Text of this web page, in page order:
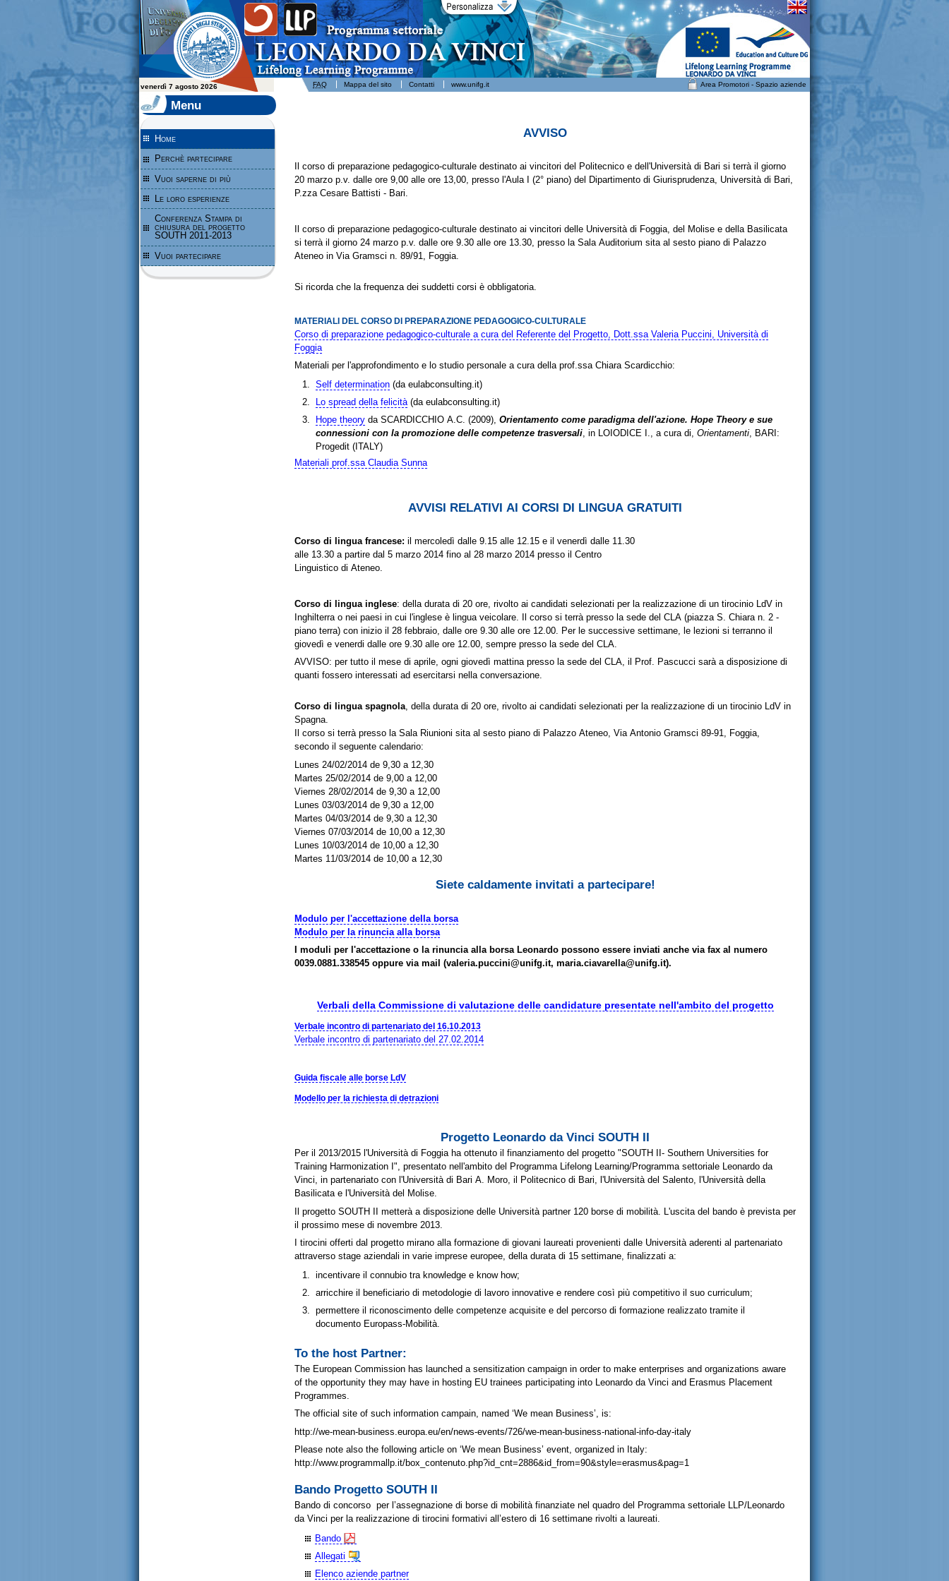
Leonardo da Vinci - Programma per l'apprendimento permanente - Università degli Studi di Foggia
venerdì 7 agosto 2026 Area Promotori - Spazio aziende
FAQ Mappa del sito Contatti www.unifg.it
AVVISO
Il corso di preparazione pedagogico-culturale destinato ai vincitori del Politecnico e dell'Università di Bari si terrà il giorno
20 marzo p.v. dalle ore 9,00 alle ore 13,00, presso l'Aula I (2° piano) del Dipartimento di Giurisprudenza, Università di Bari,
P.zza Cesare Battisti - Bari.
Il corso di preparazione pedagogico-culturale destinato ai vincitori delle Università di Foggia, del Molise e della Basilicata
si terrà il giorno 24 marzo p.v. dalle ore 9.30 alle ore 13.30, presso la Sala Auditorium sita al sesto piano di Palazzo
Ateneo in Via Gramsci n. 89/91, Foggia.
Si ricorda che la frequenza dei suddetti corsi è obbligatoria.
MATERIALI DEL CORSO DI PREPARAZIONE PEDAGOGICO-CULTURALE
Corso di preparazione pedagogico-culturale a cura del Referente del Progetto, Dott.ssa Valeria Puccini, Università di
Foggia
Materiali per l'approfondimento e lo studio personale a cura della prof.ssa Chiara Scardicchio:
Self determination (da eulabconsulting.it)
Lo spread della felicità(da eulabconsulting.it)
Hope theory da SCARDICCHIO A.C. (2009), Orientamento come paradigma dell'azione. Hope Theory e sue
connessioni con la promozione delle competenze trasversali, in LOIODICE I., a cura di, Orientamenti, BARI:
Progedit (ITALY)
Materiali prof.ssa Claudia Sunna
AVVISI RELATIVI AI CORSI DI LINGUA GRATUITI
Corso di lingua francese: il mercoledì dalle 9.15 alle 12.15 e il venerdì dalle 11.30
alle 13.30 a partire dal 5 marzo 2014 fino al 28 marzo 2014 presso il Centro
Linguistico di Ateneo.
Corso di lingua inglese: della durata di 20 ore, rivolto ai candidati selezionati per la realizzazione di un tirocinio LdV in
Inghilterra o nei paesi in cui l'inglese è lingua veicolare. Il corso si terrà presso la sede del CLA (piazza S. Chiara n. 2 -
piano terra) con inizio il 28 febbraio, dalle ore 9.30 alle ore 12.00. Per le successive settimane, le lezioni si terranno il
giovedì e venerdi dalle ore 9.30 alle ore 12.00, sempre presso la sede del CLA.
AVVISO: per tutto il mese di aprile, ogni giovedì mattina presso la sede del CLA, il Prof. Pascucci sarà a disposizione di
quanti fossero interessati ad esercitarsi nella conversazione.
Corso di lingua spagnola, della durata di 20 ore, rivolto ai candidati selezionati per la realizzazione di un tirocinio LdV in
Spagna.
Il corso si terrà presso la Sala Riunioni sita al sesto piano di Palazzo Ateneo, Via Antonio Gramsci 89-91, Foggia,
secondo il seguente calendario:
Lunes 24/02/2014 de 9,30 a 12,30
Martes 25/02/2014 de 9,00 a 12,00
Viernes 28/02/2014 de 9,30 a 12,00
Lunes 03/03/2014 de 9,30 a 12,00
Martes 04/03/2014 de 9,30 a 12,30
Viernes 07/03/2014 de 10,00 a 12,30
Lunes 10/03/2014 de 10,00 a 12,30
Martes 11/03/2014 de 10,00 a 12,30
Siete caldamente invitati a partecipare!
Modulo per l'accettazione della borsa
Modulo per la rinuncia alla borsa
I moduli per l'accettazione o la rinuncia alla borsa Leonardo possono essere inviati anche via fax al numero
0039.0881.338545 oppure via mail (valeria.puccini@unifg.it, maria.ciavarella@unifg.it).
Verbali della Commissione di valutazione delle candidature presentate nell'ambito del progetto
Verbale incontro di partenariato del 16.10.2013
Verbale incontro di partenariato del 27.02.2014
Guida fiscale alle borse LdV
Modello per la richiesta di detrazioni
Progetto Leonardo da Vinci SOUTH II
Per il 2013/2015 l'Università di Foggia ha ottenuto il finanziamento del progetto "SOUTH II- Southern Universities for
Training Harmonization I", presentato nell'ambito del Programma Lifelong Learning/Programma settoriale Leonardo da
Vinci, in partenariato con l'Università di Bari A. Moro, il Politecnico di Bari, l'Università del Salento, l'Università della
Basilicata e l'Università del Molise.
Il progetto SOUTH II metterà a disposizione delle Università partner 120 borse di mobilità. L'uscita del bando è prevista per
il prossimo mese di novembre 2013.
I tirocini offerti dal progetto mirano alla formazione di giovani laureati provenienti dalle Università aderenti al partenariato
attraverso stage aziendali in varie imprese europee, della durata di 15 settimane, finalizzati a:
incentivare il connubio tra knowledge e know how;
arricchire il beneficiario di metodologie di lavoro innovative e rendere così più competitivo il suo curriculum;
permettere il riconoscimento delle competenze acquisite e del percorso di formazione realizzato tramite il
documento Europass-Mobilità.
To the host Partner:
The European Commission has launched a sensitization campaign in order to make enterprises and organizations aware
of the opportunity they may have in hosting EU trainees participating into Leonardo da Vinci and Erasmus Placement
Programmes.
The official site of such information campain, named ‘We mean Business’, is:
http://we-mean-business.europa.eu/en/news-events/726/we-mean-business-national-info-day-italy
Please note also the following article on ‘We mean Business’ event, organized in Italy:
http://www.programmallp.it/box_contenuto.php?id_cnt=2886&id_from=90&style=erasmus&pag=1
Bando Progetto SOUTH II
Bando di concorso per l’assegnazione di borse di mobilità finanziate nel quadro del Programma settoriale LLP/Leonardo
da Vinci per la realizzazione di tirocini formativi all’estero di 16 settimane rivolti a laureati.
Bando
Allegati
Elenco aziende partner
Menu
Home
Perchè partecipare
Vuoi saperne di più
Le loro esperienze
Conferenza Stampa di
chiusura del progetto
SOUTH 2011-2013
Vuoi partecipare